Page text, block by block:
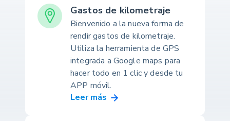
Gastos de kilometraje
Bienvenido a la nueva forma de
rendir gastos de kilometraje.
Utiliza la herramienta de GPS
integrada a Google maps para
hacer todo en 1 clic y desde tu
APP móvil.
Leer más